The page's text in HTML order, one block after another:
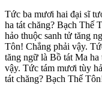
Tức ba mươi hai đại sĩ
ha tát chăng? Bạch Thế
hảo thuộc sanh tử tăng
Tôn! Chẳng phải vậy.
tăng ngữ là Bồ tát Ma
vậy. Tức tám mươi tùy
tát chăng? Bạch Thế